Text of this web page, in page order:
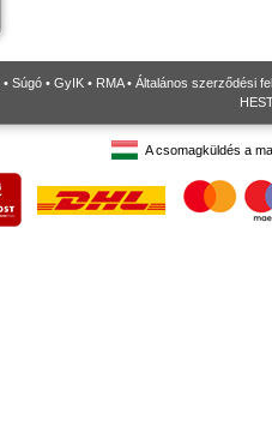
• Súgó • GyIK • RMA• Általános szerződési
A csomagküldés a